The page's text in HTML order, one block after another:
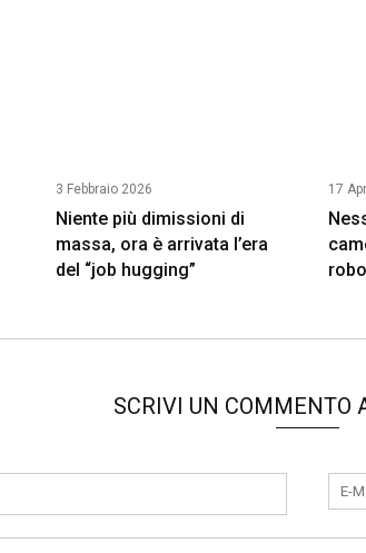
3 Febbraio 2026
Niente più dimissioni di
massa, ora è arrivata l’era
del “job hugging”
17
SCRIVI UN COMMENTO